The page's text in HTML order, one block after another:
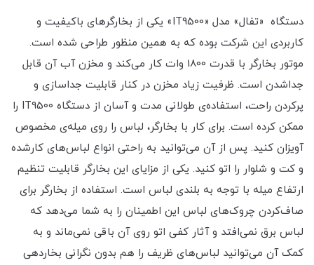
دستگاه «تفال» مدل «IT9500» یکی از بخارگرهای باکیفیت و
کاربردی این شرکت بوده که به همین منظور طراحی شده است.
موتور بخارگر با قدرت 1800 وات کار می‌کند و مخزن آب آن قابل‌
جداشدن است. ظرفیت زیاد مخزن در کنار قابلیت جداسازی و
پرکردن راحت، استفاده‌ی طولانی‌ مدت و آسان از دستگاه IT9500 را
ممکن کرده است. برای کار با بخارگر، لباس‌ را روی میله‌ی مخصوص
آویزان کنید. پس از آن می‌توانید به‌ راحتی انواع لباس‌های کارشده
و کت‌ و شلوار را اتو کنید. یکی از مزایای این بخارگر قابلیت تنظیم
ارتفاع میله با توجه به بلندی لباس است. استفاده از بخارگر برای
صاف‌کردن چروک‌های لباس این اطمینان را به‌ شما می‌دهد که
لباس برق نمی‌افتد و آثار کفی اتو روی آن باقی نمی‌ماند و به
کمک آن می‌توانید لباس‌های ظریف را هم بدون نگرانی بخاردهی